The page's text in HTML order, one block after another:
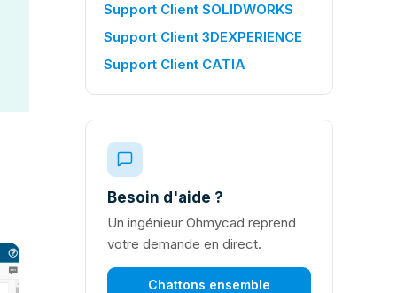
Support Client SOLIDWORKS
Support Client 3DEXPERIENCE
Support Client CATIA
Besoin d'aide ?
Un ingénieur Ohmycad reprend
votre demande en direct.
Chattons ensemble